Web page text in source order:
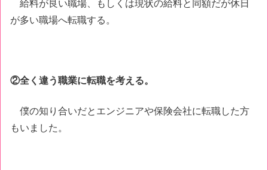
給料が良い職場、もしくは現状の給料と同額だが休日
が多い職場へ転職する。
②全く違う職業に転職を考える。
僕の知り合いだとエンジニアや保険会社に転職した方
もいました。